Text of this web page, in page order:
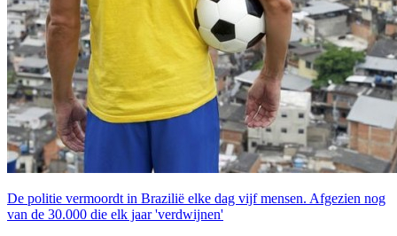
De politie vermoordt in Brazilië elke dag vijf mensen. Afgezien nog
van de 30.000 die elk jaar 'verdwijnen'